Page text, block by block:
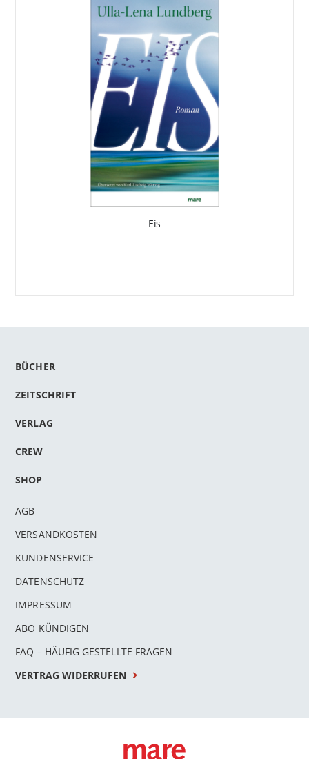
Eis
BÜCHER
ZEITSCHRIFT
VERLAG
CREW
SHOP
AGB
VERSANDKOSTEN
KUNDENSERVICE
DATENSCHUTZ
IMPRESSUM
ABO KÜNDIGEN
FAQ – HÄUFIG GESTELLTE FRAGEN
VERTRAG WIDERRUFEN